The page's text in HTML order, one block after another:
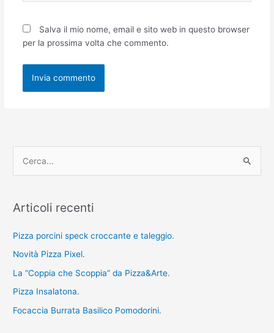
Salva il mio nome, email e sito web in questo browser
per la prossima volta che commento.
c
Articoli recenti
Pizza porcini speck croccante e taleggio.
Novità Pizza Pixel.
La “Coppia che Scoppia” da Pizza&Arte.
Pizza Insalatona.
Focaccia Burrata Basilico Pomodorini.